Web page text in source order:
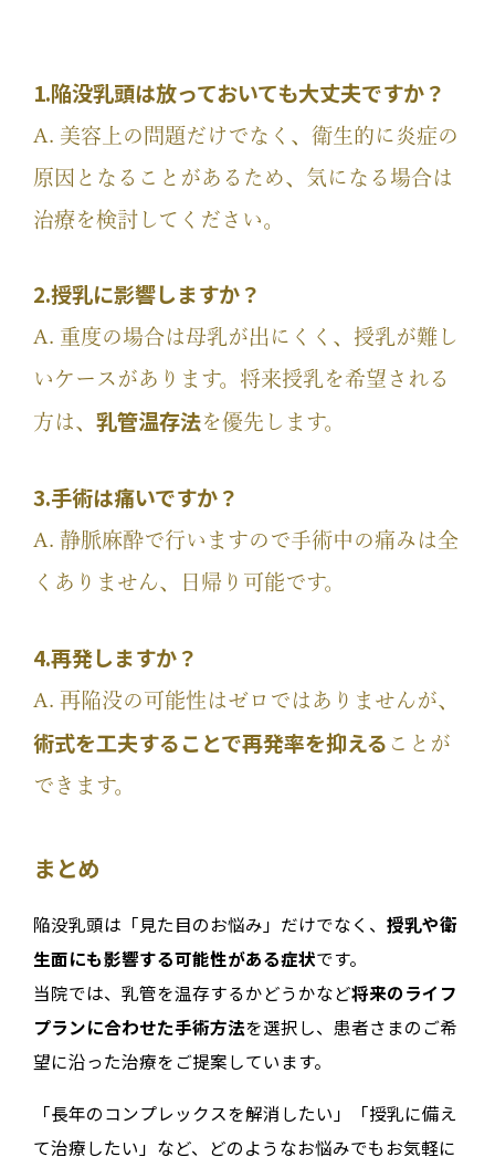
1.陥没乳頭は放っておいても大丈夫ですか？
A. 美容上の問題だけでなく、衛生的に炎症の
原因となることがあるため、気になる場合は
治療を検討してください。
2.授乳に影響しますか？
A. 重度の場合は母乳が出にくく、授乳が難し
いケースがあります。将来授乳を希望される
方は、 乳管温存法を優先します。
3.手術は痛いですか？
A. 静脈麻酔で行いますので手術中の痛みは全
くありません、日帰り可能です。
4.再発しますか？
A. 再陥没の可能性はゼロではありませんが、
術式を工夫することで再発率を抑える ことが
できます。
まとめ
陥没乳頭は「見た目のお悩み」だけでなく、 授乳や衛
生面にも影響する可能性がある症状です。
当院では、乳管を温存するかどうかなど将来のライフ
プランに合わせた手術方法を選択し、患者さまのご希
望に沿った治療をご提案しています。
「長年のコンプレックスを解消したい」「授乳に備え
て治療したい」など、どのようなお悩みでもお気軽に